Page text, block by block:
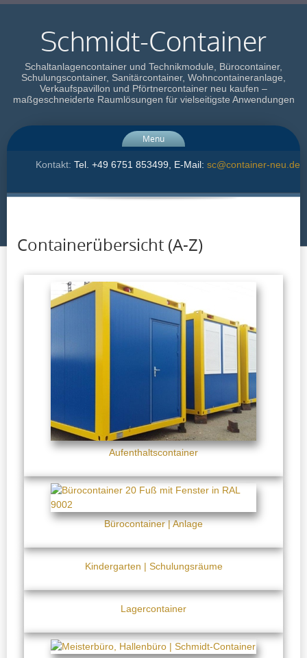
Schmidt-Container
Schaltanlagencontainer und Technikmodule, Bürocontainer,
Schulungscontainer, Sanitärcontainer, Wohncontaineranlage,
Verkaufspavillon und Pförtnercontainer neu kaufen –
maßgeschneiderte Raumlösungen für vielseitigste Anwendungen
Menu
Kontakt: Tel. +49 6751 853499, E-Mail: sc@container-neu.de
Containerübersicht (A-Z)
Aufenthaltscontainer
Bürocontainer | Anlage
Kindergarten | Schulungsräume
Lagercontainer